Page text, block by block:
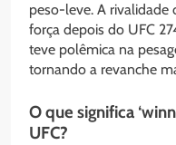
peso-leve. A rivalidade
força depois do UFC
teve polêmica na
tornando a revanche
O que significa
UFC?